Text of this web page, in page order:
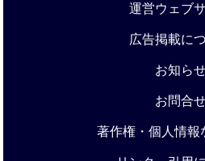
運営ウェブ
広告掲載に
お知ら
お問合
著作権・個人情報